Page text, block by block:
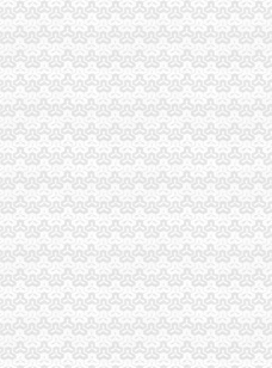
”重庆税务注销干部
讲二评三公示”重庆公司注销活动
规范外资登记窗口工作行为
升宣工作水平
房地产中介市场秩序整工作
标品牌发展助农户万元增收
设
信息专报作出批示
化电子商务监管
入开展创先争优活动
销信息作出批示
击整户外广告见成效
书室建设
著名商标
庆分公司注销战略助推农户万元增收